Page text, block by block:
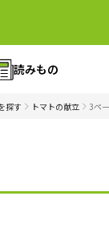
読みもの
探す トマトの献立 3ペ